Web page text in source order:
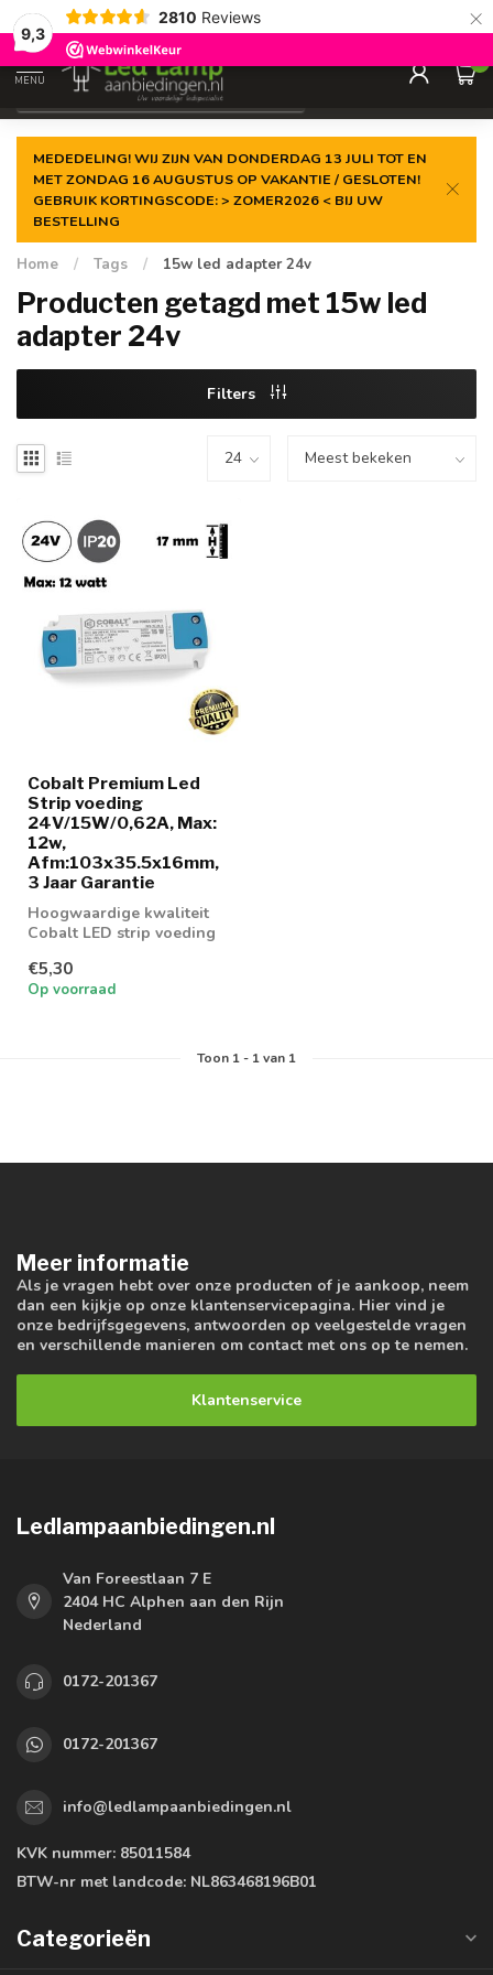
9,3
2810 Reviews ×
Gegarandeerde delaagste prijs
MENU
0
MEDEDELING! WIJ ZIJN VAN DONDERDAG 13 JULI TOT EN
MET ZONDAG 16 AUGUSTUS OP VAKANTIE / GESLOTEN!
GEBRUIK KORTINGSCODE: > ZOMER2026 < BIJ UW
BESTELLING
Home / Tags / 15w led adapter 24v
Producten getagd met 15w led
adapter 24v
Filters
Cobalt Premium Led
Strip voeding
24V/15W/0,62A, Max:
12w,
Afm:103x35.5x16mm,
3 Jaar Garantie
Hoogwaardige kwaliteit
Cobalt LED strip voeding
€5,30
Op voorraad
Toon 1- 1van 1
Meer informatie
Als je vragen hebt over onze producten of je aankoop, neem
dan een kijkje op onze klantenservicepagina. Hier vind je
onze bedrijfsgegevens, antwoorden op veelgestelde vragen
en verschillende manieren om contact met ons op te nemen.
Klantenservice
Ledlampaanbiedingen.nl
Van Foreestlaan 7 E
2404 HC Alphen aan den Rijn
Nederland
0172-201367
0172-201367
info@ledlampaanbiedingen.nl
KVK nummer: 85011584
BTW-nr met landcode: NL863468196B01
Categorieën